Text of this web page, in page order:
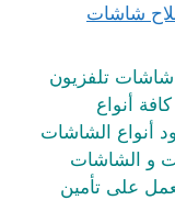
تلفزيونات 55880595 إصلاح شاشات
شاشات تلفزيون
أنواع
أنواع الشاشات
و الشاشات
على تأمين